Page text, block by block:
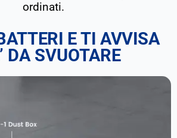
ordinati.
E TI AVVISA
DA SVUOTARE